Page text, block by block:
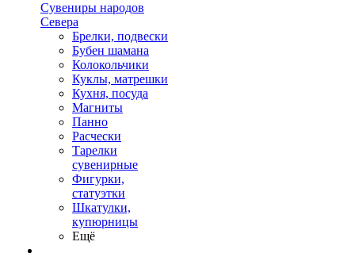
Сувениры народов
Севера
Брелки, подвески
Бубен шамана
Колокольчики
Куклы, матрешки
Кухня, посуда
Магниты
Панно
Расчески
Тарелки
сувенирные
Фигурки,
статуэтки
Шкатулки,
купюрницы
Ещё